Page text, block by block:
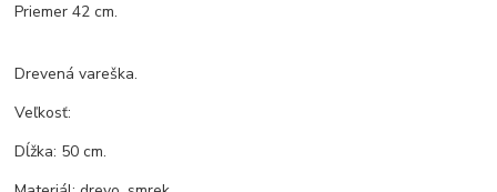
Priemer 42 cm.
Drevená vareška.
Veľkosť:
Dĺžka: 50 cm.